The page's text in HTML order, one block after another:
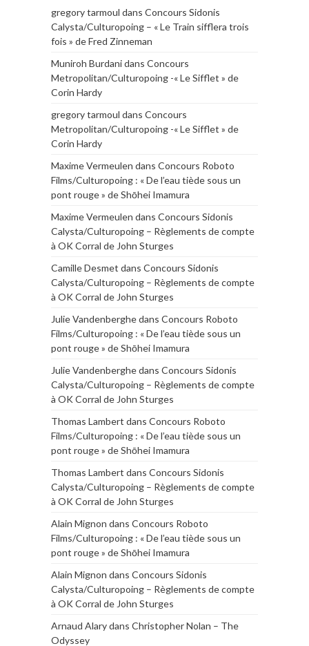
gregory tarmoul dans Concours Sidonis
Calysta/Culturopoing – « Le Train sifflera trois
fois » de Fred Zinneman
Muniroh Burdanidans Concours
Metropolitan/Culturopoing -« Le Sifflet » de
Corin Hardy
gregory tarmoul dans Concours
Metropolitan/Culturopoing -« Le Sifflet » de
Corin Hardy
Maxime Vermeulen dans Concours Roboto
Films/Culturopoing : « De l’eau tiède sous un
pont rouge » de Shōhei Imamura
Maxime Vermeulen dans Concours Sidonis
Calysta/Culturopoing – Règlements de compte
à OK Corral de John Sturges
Camille Desmet dans Concours Sidonis
Calysta/Culturopoing – Règlements de compte
à OK Corral de John Sturges
Julie Vandenberghedans Concours Roboto
Films/Culturopoing : « De l’eau tiède sous un
pont rouge » de Shōhei Imamura
Julie Vandenberghedans Concours Sidonis
Calysta/Culturopoing – Règlements de compte
à OK Corral de John Sturges
Thomas Lambert dans Concours Roboto
Films/Culturopoing : « De l’eau tiède sous un
pont rouge » de Shōhei Imamura
Thomas Lambert dans Concours Sidonis
Calysta/Culturopoing – Règlements de compte
à OK Corral de John Sturges
Alain Mignon dans Concours Roboto
Films/Culturopoing : « De l’eau tiède sous un
pont rouge » de Shōhei Imamura
Alain Mignon dans Concours Sidonis
Calysta/Culturopoing – Règlements de compte
à OK Corral de John Sturges
Arnaud Alarydans Christopher Nolan – The
Odyssey